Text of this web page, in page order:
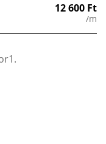
12 600 Ft
/m